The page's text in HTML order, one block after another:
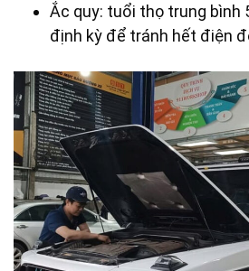
Ắc quy: tuổi thọ trung bình
định kỳ để tránh hết điện